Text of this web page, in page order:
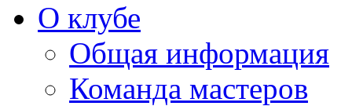
О клубе
Общая информация
Команда мастеров